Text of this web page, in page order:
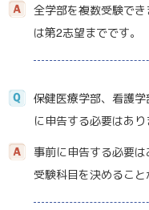
全学部を複数受験で
は第2志望までです。
保健医療学部、看護
に申告する必要はあり
事前に申告する必要
受験科目を決めること